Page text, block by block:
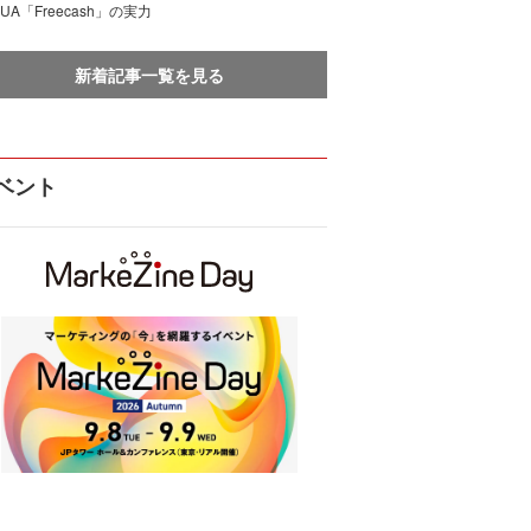
「Freecash」の実力
新着記事一覧を見る
ント